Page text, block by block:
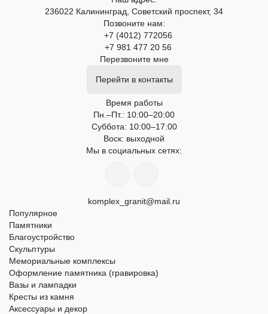
236022 Калининград, Советский проспект, 34
Позвоните нам:
+7 (4012) 772056
+7 981 477 20 56
Перезвоните мне
Перейти в контакты
Время работы
Пн.–Пт.: 10:00–20:00​​
Суббота: 10:00–17:00
​Воск: выходной
Мы в социальных сетях:
komplex_granit@mail.ru
Популярное
Памятники
Благоустройство
Скульптуры
Мемориальные комплексы
Оформление памятника (гравировка)
Вазы и лампадки
Кресты из камня
Аксессуары и декор